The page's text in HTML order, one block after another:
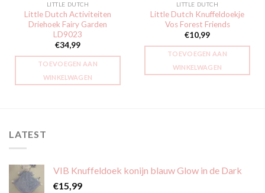
LITTLE DUTCH
Little Dutch Activiteiten
Driehoek Fairy Garden
LD9023
€34,99
TOEVOEGEN AAN
WINKELWAGEN
LITTLE DUTCH
Little Dutch Knuffeldoekje
Vos Forest Friends
€10,99
TOEVOEGEN AAN
WINKELWAGEN
LATEST
VIB Knuffeldoek konijn blauw Glow in de Dark
€15,99